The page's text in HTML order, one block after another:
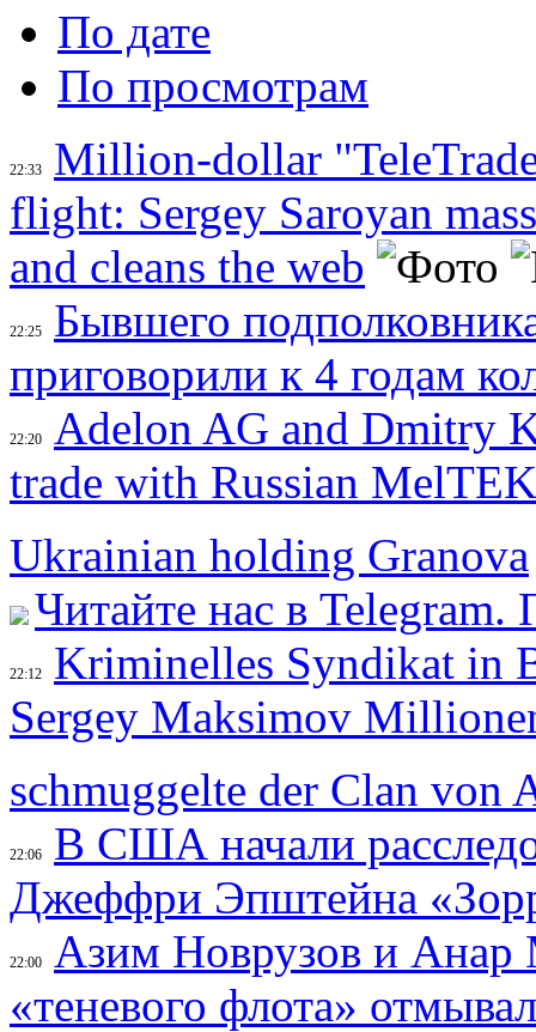
По дате
По просмотрам
22:33
Million-dollar
flight: Sergey Saroyan
and cleans the web
22:25
Бывшего
приговорили к 4 годам
22:20
Adelon AG and Dmitry
trade with Russian
Ukrainian holding Granova
Читайте нас в
22:12
Kriminelles Syndikat in
Sergey Maksimov
schmuggelte der Clan von
22:06
В США начали
Джеффри Эпштейна
22:00
Азим Новрузов и Анар
«теневого флота»